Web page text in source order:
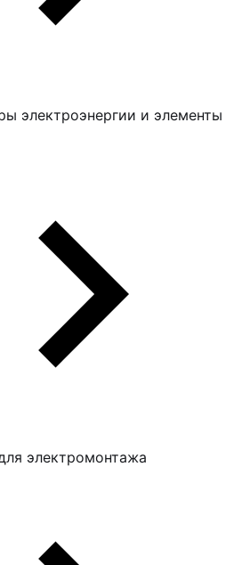
электроэнергии и элементы
электромонтажа